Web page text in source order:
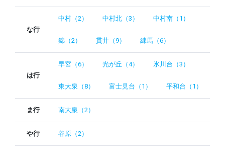
な行
中村（2） 中村北（3） 中村南（1）
錦（2） 貫井（9） 練馬（6）
は行
早宮（6） 光が丘（4） 氷川台（3）
東大泉（8） 富士見台（1） 平和台（1）
ま行 南大泉（2）
や行 谷原（2）